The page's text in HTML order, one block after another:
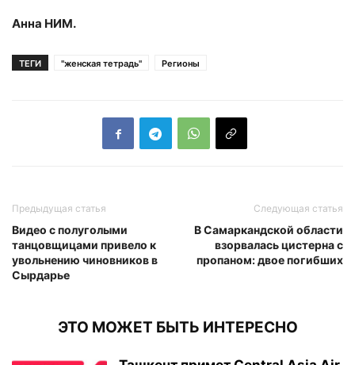
Анна НИМ.
ТЕГИ "женская тетрадь" Регионы
Предыдущая статья
Видео с полуголыми
танцовщицами привело к
увольнению чиновников в
Сырдарье
Следующая статья
В Самаркандской области
взорвалась цистерна с
пропаном: двое погибших
ЭТО МОЖЕТ БЫТЬ ИНТЕРЕСНО